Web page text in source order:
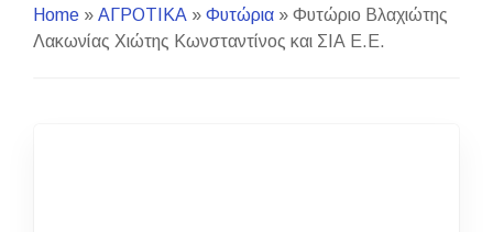
Home » ΑΓΡΟΤΙΚΑ » Φυτώρια » Φυτώριο Βλαχιώτης
Λακωνίας Χιώτης Κωνσταντίνος και ΣΙΑ Ε.Ε.